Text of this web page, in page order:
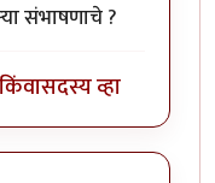
संभाषणाचे ?
किंवासदस्य व्हा